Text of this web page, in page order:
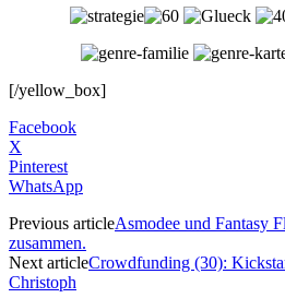
[/yellow_box]
Facebook
X
Pinterest
WhatsApp
Previous articleAsmodee und Fantasy
zusammen.
Next articleCrowdfunding (30):
Christoph